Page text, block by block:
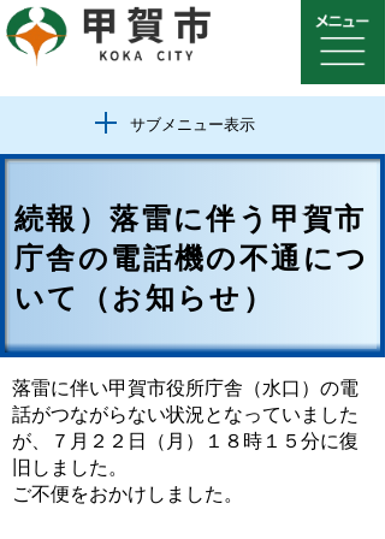
サブメニュー表示
続報）落雷に伴う甲賀市
庁舎の電話機の不通につ
いて（お知らせ）
落雷に伴い甲賀市役所庁舎（水口）の電
話がつながらない状況となっていました
が、７月２２日（月）１８時１５分に復
旧しました。
ご不便をおかけしました。